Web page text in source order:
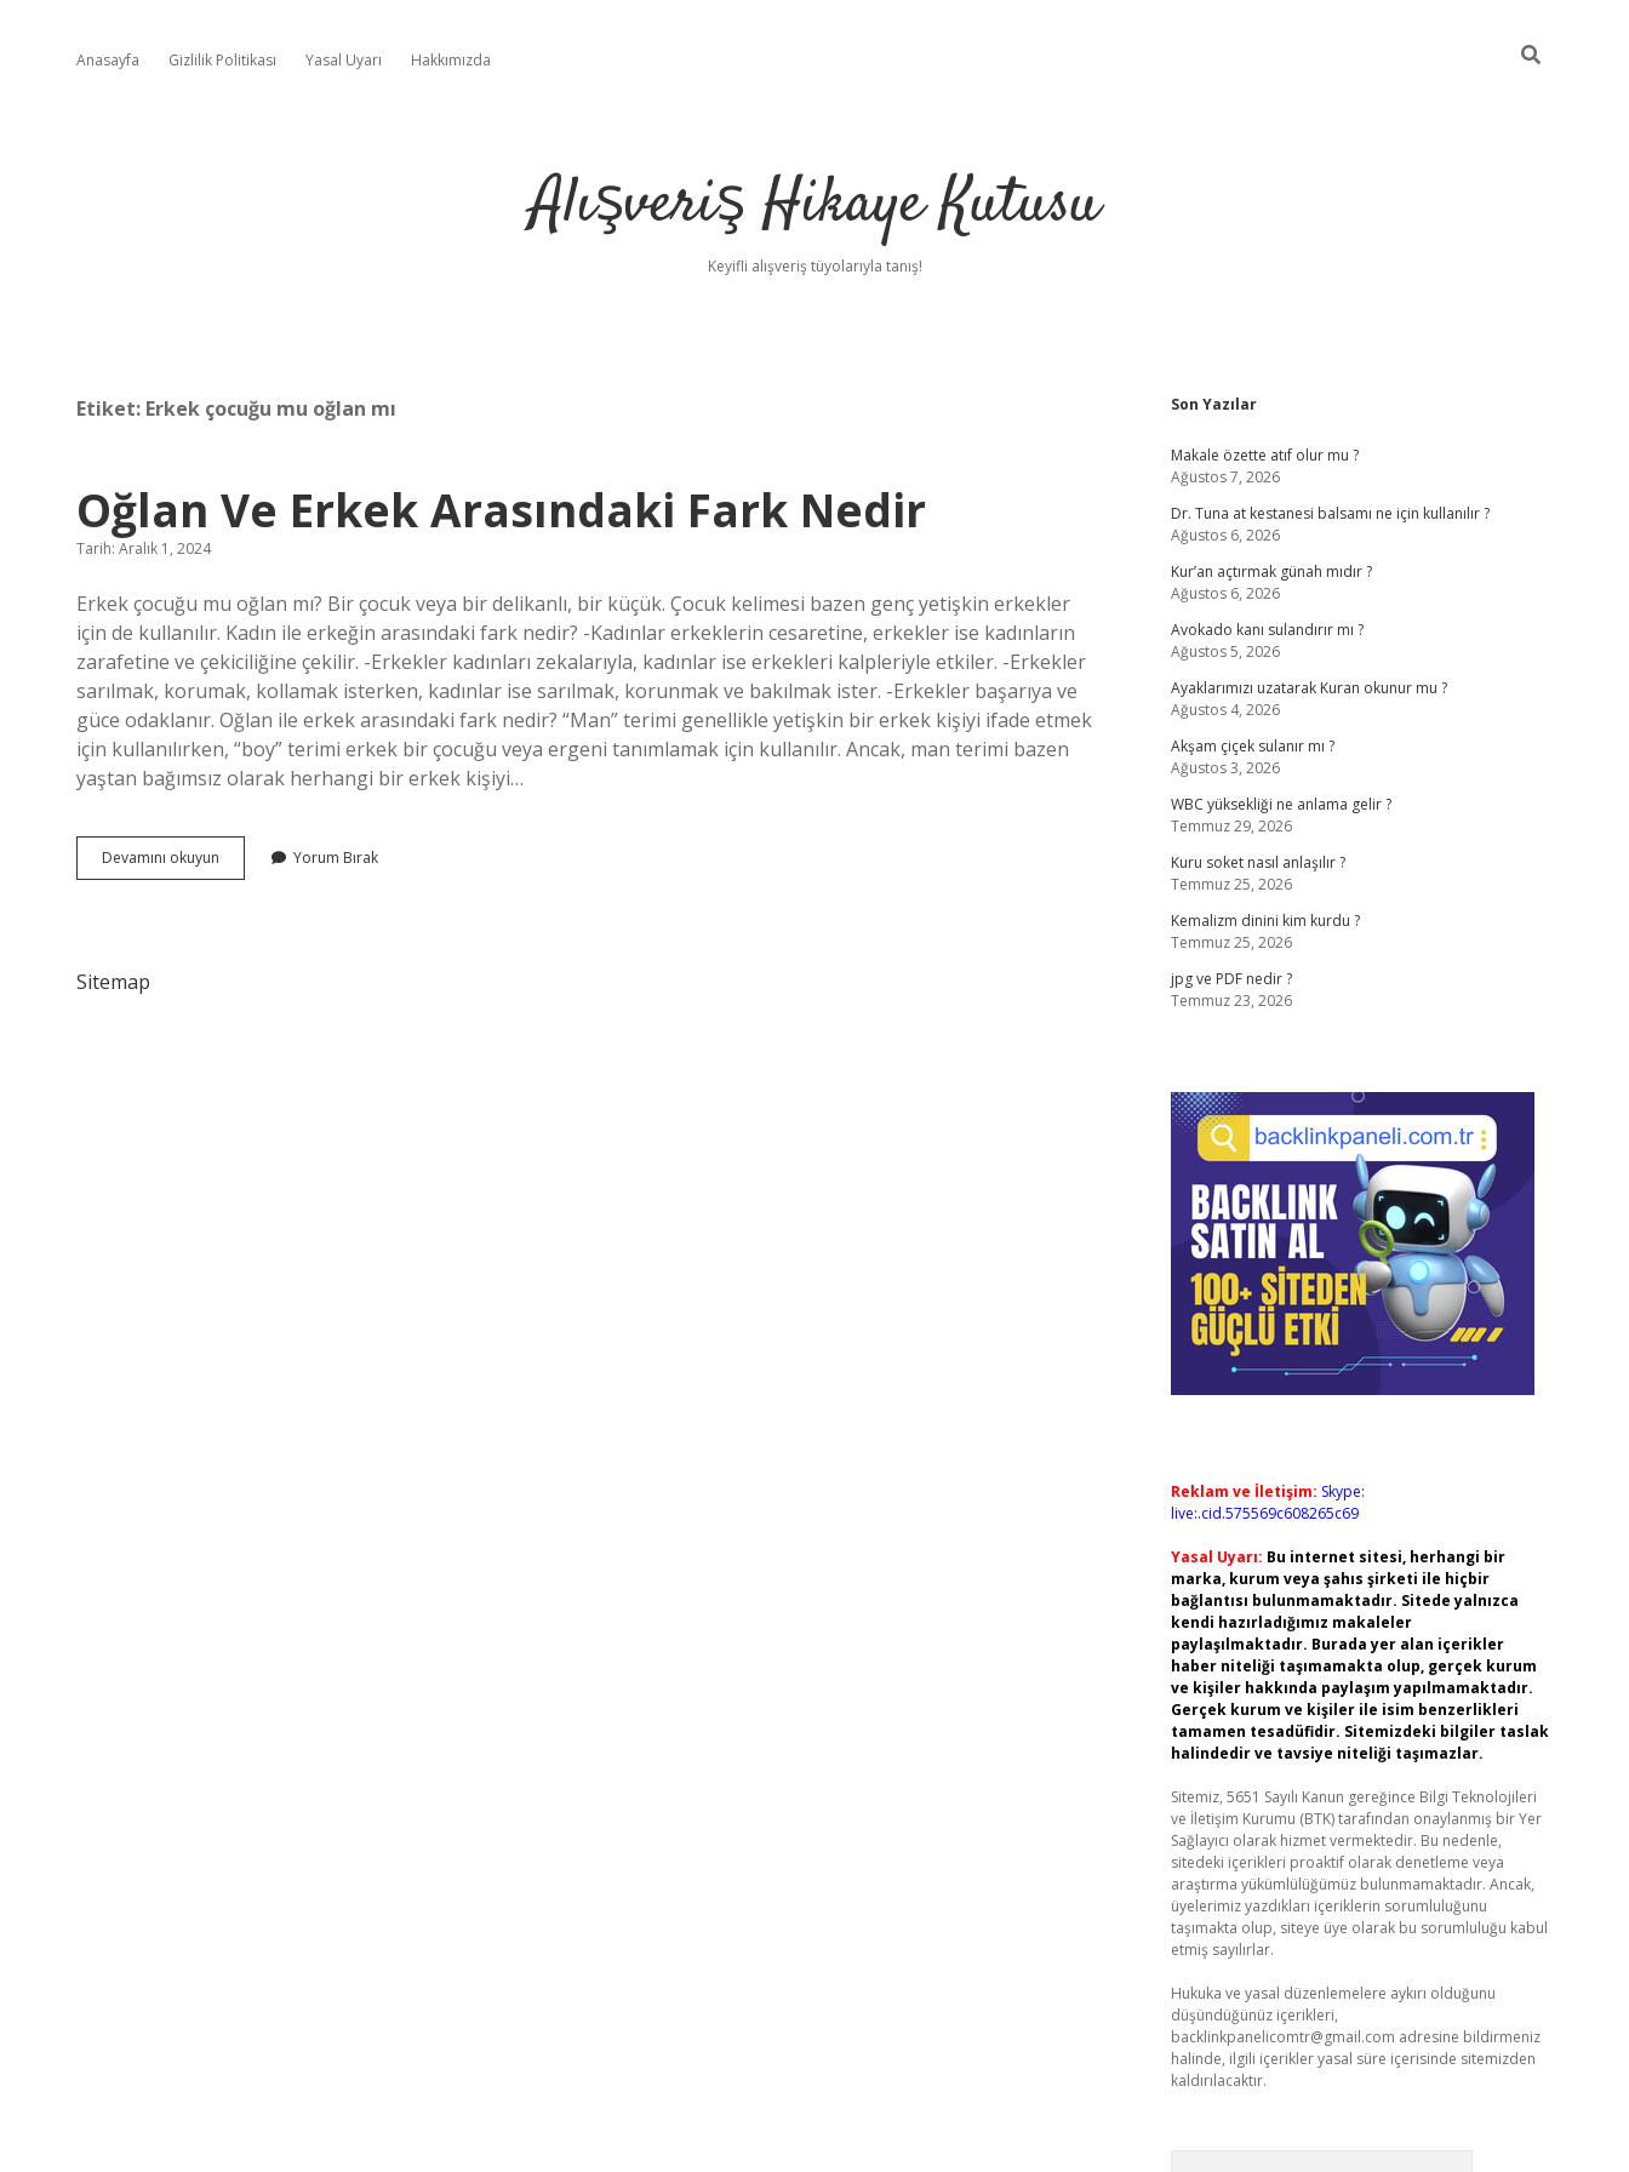
Anasayfa Gizlilik Politikası Yasal Uyarı Hakkımızda
Alışveriş Hikaye Kutusu
Keyifli alışveriş tüyolarıyla tanış!
Etiket: Erkek çocuğu mu oğlan mı
Oğlan Ve Erkek Arasındaki Fark Nedir
Tarih: Aralık 1, 2024
Erkek çocuğu mu oğlan mı? Bir çocuk veya bir delikanlı, bir küçük. Çocuk kelimesi bazen genç yetişkin erkekler
için de kullanılır. Kadın ile erkeğin arasındaki fark nedir? -Kadınlar erkeklerin cesaretine, erkekler ise kadınların
zarafetine ve çekiciliğine çekilir. -Erkekler kadınları zekalarıyla, kadınlar ise erkekleri kalpleriyle etkiler. -Erkekler
sarılmak, korumak, kollamak isterken, kadınlar ise sarılmak, korunmak ve bakılmak ister. -Erkekler başarıya ve
güce odaklanır. Oğlan ile erkek arasındaki fark nedir? “Man” terimi genellikle yetişkin bir erkek kişiyi ifade etmek
için kullanılırken, “boy” terimi erkek bir çocuğu veya ergeni tanımlamak için kullanılır. Ancak, man terimi bazen
yaştan bağımsız olarak herhangi bir erkek kişiyi…
Devamını okuyun
Ve
Yorum Bırak
Sitemap
Sidebar
Son Yazılar
Makale özette atıf olur mu ?
Ağustos 7, 2026
Dr. Tuna at kestanesi balsamı ne için kullanılır ?
Ağustos 6, 2026
Kur’an açtırmak günah mıdır ?
Ağustos 6, 2026
Avokado kanı sulandırır mı ?
Ağustos 5, 2026
Ayaklarımızı uzatarak Kuran okunur mu ?
Ağustos 4, 2026
Akşam çiçek sulanır mı ?
Ağustos 3, 2026
WBC yüksekliği ne anlama gelir ?
Temmuz 29, 2026
Kuru soket nasıl anlaşılır ?
Temmuz 25, 2026
Kemalizm dinini kim kurdu ?
Temmuz 25, 2026
jpg ve PDF nedir ?
Temmuz 23, 2026
Reklam ve İletişim: Skype:
live:.cid.575569c608265c69
Yasal Uyarı: Bu internet sitesi, herhangi bir
marka, kurum veya şahıs şirketi ile hiçbir
bağlantısı bulunmamaktadır. Sitede yalnızca
kendi hazırladığımız makaleler
paylaşılmaktadır. Burada yer alan içerikler
haber niteliği taşımamakta olup, gerçek kurum
ve kişiler hakkında paylaşım yapılmamaktadır.
Gerçek kurum ve kişiler ile isim benzerlikleri
tamamen tesadüfidir. Sitemizdeki bilgiler taslak
halindedir ve tavsiye niteliği taşımazlar.
Sitemiz, 5651 Sayılı Kanun gereğince Bilgi Teknolojileri
ve İletişim Kurumu (BTK) tarafından onaylanmış bir Yer
Sağlayıcı olarak hizmet vermektedir. Bu nedenle,
sitedeki içerikleri proaktif olarak denetleme veya
araştırma yükümlülüğümüz bulunmamaktadır. Ancak,
üyelerimiz yazdıkları içeriklerin sorumluluğunu
taşımakta olup, siteye üye olarak bu sorumluluğu kabul
etmiş sayılırlar.
Hukuka ve yasal düzenlemelere aykırı olduğunu
düşündüğünüz içerikleri,
backlinkpanelicomtr@gmail.com adresine bildirmeniz
halinde, ilgili içerikler yasal süre içerisinde sitemizden
kaldırılacaktır.